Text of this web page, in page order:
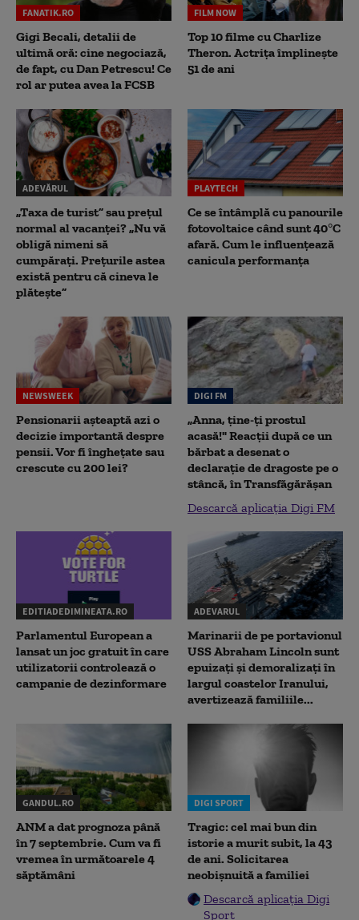
FANATIK.RO
Gigi Becali, detalii de
ultimă oră: cine negociază,
de fapt, cu Dan Petrescu! Ce
rol ar putea avea la FCSB
FILM NOW
Top 10 filme cu Charlize
Theron. Actrița împlinește
51 de ani
ADEVĂRUL
„Taxa de turist” sau prețul
normal al vacanței? „Nu vă
obligă nimeni să
cumpărați. Prețurile astea
există pentru că cineva le
plătește”
PLAYTECH
Ce se întâmplă cu panourile
fotovoltaice când sunt 40°C
afară. Cum le influențează
canicula performanța
NEWSWEEK
Pensionarii așteaptă azi o
decizie importantă despre
pensii. Vor fi înghețate sau
crescute cu 200 lei?
DIGI FM
„Anna, ţine-ţi prostul
acasă!" Reacţii după ce un
bărbat a desenat o
declaraţie de dragoste pe o
stâncă, în Transfăgărăşan
Descarcă aplicația Digi FM
EDITIADEDIMINEATA.RO
Parlamentul European a
lansat un joc gratuit în care
utilizatorii controlează o
campanie de dezinformare
ADEVARUL
Marinarii de pe portavionul
USS Abraham Lincoln sunt
epuizați și demoralizați în
largul coastelor Iranului,
avertizează familiile...
GANDUL.RO
ANM a dat prognoza până
în 7 septembrie. Cum va fi
vremea în următoarele 4
săptămâni
DIGI SPORT
Tragic: cel mai bun din
istorie a murit subit, la 43
de ani. Solicitarea
neobișnuită a familiei
Descarcă aplicația Digi
Sport